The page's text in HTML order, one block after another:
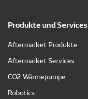
Produkte und Services
Aftermarket Produkte
Aftermarket Services
CO2 Wärmepumpe
Robotics